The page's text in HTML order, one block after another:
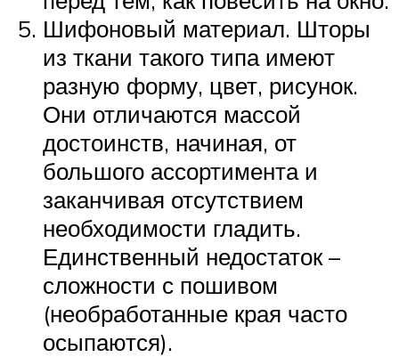
Шифоновый материал. Шторы
из ткани такого типа имеют
разную форму, цвет, рисунок.
Они отличаются массой
достоинств, начиная, от
большого ассортимента и
заканчивая отсутствием
необходимости гладить.
Единственный недостаток –
сложности с пошивом
(необработанные края часто
осыпаются).